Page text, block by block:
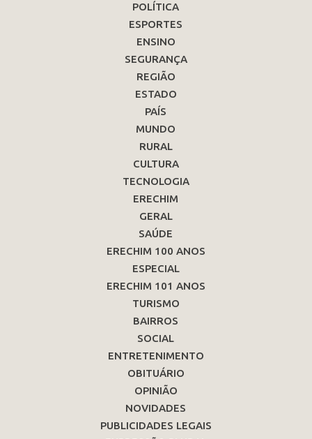
POLÍTICA
ESPORTES
ENSINO
SEGURANÇA
REGIÃO
ESTADO
PAÍS
MUNDO
RURAL
CULTURA
TECNOLOGIA
ERECHIM
GERAL
SAÚDE
ERECHIM 100 ANOS
ESPECIAL
ERECHIM 101 ANOS
TURISMO
BAIRROS
SOCIAL
ENTRETENIMENTO
OBITUÁRIO
OPINIÃO
NOVIDADES
PUBLICIDADES LEGAIS